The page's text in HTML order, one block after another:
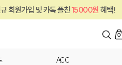
플친15000원혜택!
0
ACC